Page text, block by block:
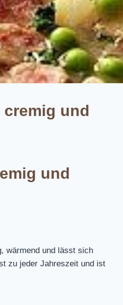
cremig und
und
wärmend und lässt sich
zu jeder Jahreszeit und ist